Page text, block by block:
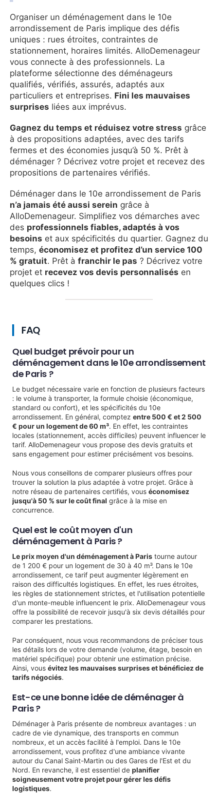
Organiser un déménagement dans le 10e
arrondissement de Paris implique des défis
uniques : rues étroites, contraintes de
stationnement, horaires limités. AlloDemenageur
vous connecte à des professionnels. La
plateforme sélectionne des déménageurs
qualifiés, vérifiés, assurés, adaptés aux
particuliers et entreprises. Fini les mauvaises
surprises liées aux imprévus.
Gagnez du temps et réduisez votre stress grâce
à des propositions adaptées, avec des tarifs
fermes et des économies jusqu’à 50 %. Prêt à
déménager ? Décrivez votre projet et recevez des
propositions de partenaires vérifiés.
Déménager dans le 10e arrondissement de Paris
n’a jamais été aussi serein grâce à
AlloDemenageur. Simplifiez vos démarches avec
des professionnels fiables, adaptés à vos
besoins et aux spécificités du quartier. Gagnez du
temps, économisez et profitez d’un service 100
% gratuit. Prêt à franchir le pas ? Décrivez votre
projet et recevez vos devis personnalisés en
quelques clics !
FAQ
Quel budget prévoir pour un
déménagement dans le 10e arrondissement
de Paris ?
Le budget nécessaire varie en fonction de plusieurs facteurs
: le volume à transporter, la formule choisie (économique,
standard ou confort), et les spécificités du 10e
arrondissement. En général, comptez entre 500 € et 2 500
€ pour un logement de 60 m³. En effet, les contraintes
locales (stationnement, accès difficiles) peuvent influencer le
tarif. AlloDemenageur vous propose des devis gratuits et
sans engagement pour estimer précisément vos besoins.
Nous vous conseillons de comparer plusieurs offres pour
trouver la solution la plus adaptée à votre projet. Grâce à
notre réseau de partenaires certifiés, vous économisez
jusqu'à 50 % sur le coût final grâce à la mise en
concurrence.
Quel est le coût moyen d'un
déménagement à Paris ?
Le prix moyen d'un déménagement à Paris tourne autour
de 1 200 € pour un logement de 30 à 40 m³. Dans le 10e
arrondissement, ce tarif peut augmenter légèrement en
raison des difficultés logistiques. En effet, les rues étroites,
les règles de stationnement strictes, et l'utilisation potentielle
d'un monte-meuble influencent le prix. AlloDemenageur vous
offre la possibilité de recevoir jusqu'à six devis détaillés pour
comparer les prestations.
Par conséquent, nous vous recommandons de préciser tous
les détails lors de votre demande (volume, étage, besoin en
matériel spécifique) pour obtenir une estimation précise.
Ainsi, vous évitez les mauvaises surprises et bénéficiez de
tarifs négociés.
Est-ce une bonne idée de déménager à
Paris ?
Déménager à Paris présente de nombreux avantages : un
cadre de vie dynamique, des transports en commun
nombreux, et un accès facilité à l'emploi. Dans le 10e
arrondissement, vous profitez d'une ambiance vivante
autour du Canal Saint-Martin ou des Gares de l'Est et du
Nord. En revanche, il est essentiel de planifier
soigneusement votre projet pour gérer les défis
logistiques.